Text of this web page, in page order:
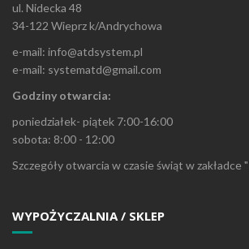
ul. Nidecka 48
34-122 Wieprz k/Andrychowa
e-mail: info@atdsystem.pl
e-mail: systematd@gmail.com
Godziny otwarcia:
poniedziałek- piątek 7:00-16:00
sobota: 8:00 - 12:00
Szczegóły otwarcia w czasie świąt w zakładce
WYPOŻYCZALNIA / SKLEP